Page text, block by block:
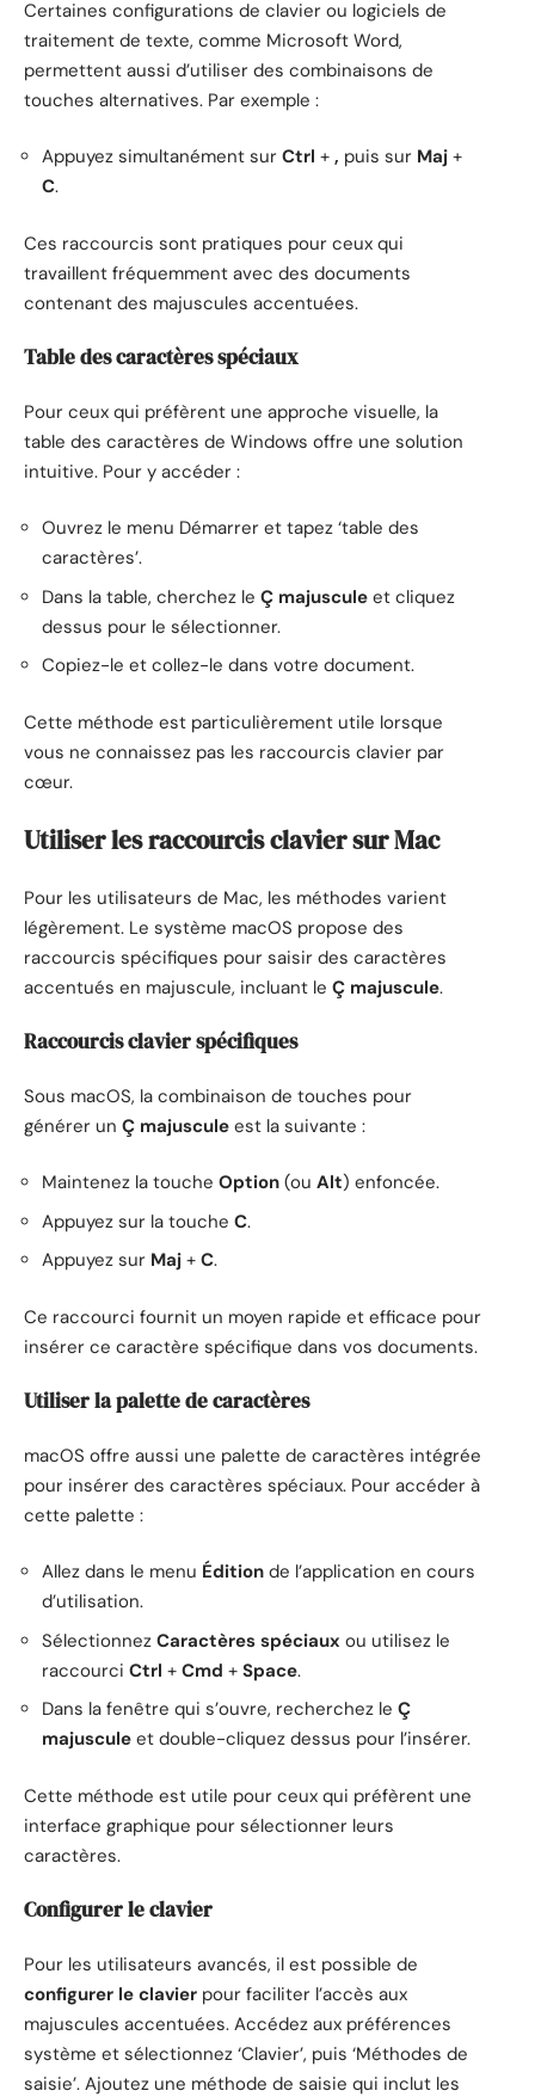
Certaines configurations de clavier ou logiciels de
traitement de texte, comme Microsoft Word,
permettent aussi d’utiliser des combinaisons de
touches alternatives. Par exemple :
Appuyez simultanément sur Ctrl + , puis sur Maj +
C.
Ces raccourcis sont pratiques pour ceux qui
travaillent fréquemment avec des documents
contenant des majuscules accentuées.
Table des caractères spéciaux
Pour ceux qui préfèrent une approche visuelle, la
table des caractères de Windows offre une solution
intuitive. Pour y accéder :
Ouvrez le menu Démarrer et tapez ‘table des
caractères’.
Dans la table, cherchez le Ç majuscule et cliquez
dessus pour le sélectionner.
Copiez-le et collez-le dans votre document.
Cette méthode est particulièrement utile lorsque
vous ne connaissez pas les raccourcis clavier par
cœur.
Utiliser les raccourcis clavier sur Mac
Pour les utilisateurs de Mac, les méthodes varient
légèrement. Le système macOS propose des
raccourcis spécifiques pour saisir des caractères
accentués en majuscule, incluant le Ç majuscule.
Raccourcis clavier spécifiques
Sous macOS, la combinaison de touches pour
générer un Ç majuscule est la suivante :
Maintenez la touche Option (ou Alt) enfoncée.
Appuyez sur la touche C.
Appuyez sur Maj + C.
Ce raccourci fournit un moyen rapide et efficace pour
insérer ce caractère spécifique dans vos documents.
Utiliser la palette de caractères
macOS offre aussi une palette de caractères intégrée
pour insérer des caractères spéciaux. Pour accéder à
cette palette :
Allez dans le menu Édition de l’application en cours
d’utilisation.
Sélectionnez Caractères spéciaux ou utilisez le
raccourci Ctrl + Cmd + Space.
Dans la fenêtre qui s’ouvre, recherchez le Ç
majuscule et double-cliquez dessus pour l’insérer.
Cette méthode est utile pour ceux qui préfèrent une
interface graphique pour sélectionner leurs
caractères.
Configurer le clavier
Pour les utilisateurs avancés, il est possible de
configurer le clavier pour faciliter l’accès aux
majuscules accentuées. Accédez aux préférences
système et sélectionnez ‘Clavier’, puis ‘Méthodes de
saisie’. Ajoutez une méthode de saisie qui inclut les